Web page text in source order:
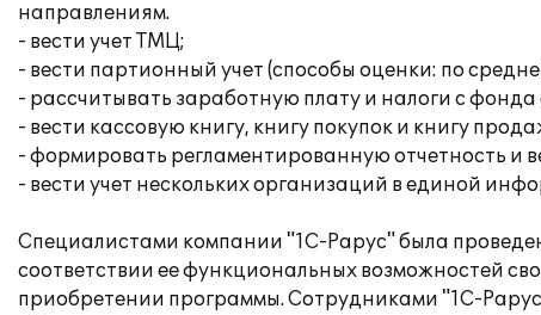
направлениям.
- вести учет ТМЦ;
- вести партионный учет (способы оценки: по
- рассчитывать заработную плату и налоги с
- вести кассовую книгу, книгу покупок и книгу
- формировать регламентированную отчетность и
- вести учет нескольких организаций в единой
Специалистами компании "1С-Рарус" была
соответствии ее функциональных возможностей
приобретении программы. Сотрудниками "1С-